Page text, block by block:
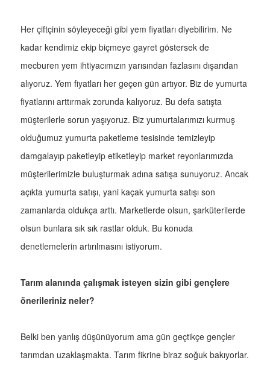
Her çiftçinin söyleyeceği gibi yem fiyatları diyebilirim. Ne
kadar kendimiz ekip biçmeye gayret göstersek de
mecburen yem ihtiyacımızın yarısından fazlasını dışarıdan
alıyoruz. Yem fiyatları her geçen gün artıyor. Biz de yumurta
fiyatlarını arttırmak zorunda kalıyoruz. Bu defa satışta
müşterilerle sorun yaşıyoruz. Biz yumurtalarımızı kurmuş
olduğumuz yumurta paketleme tesisinde temizleyip
damgalayıp paketleyip etiketleyip market reyonlarımızda
müşterilerimizle buluşturmak adına satışa sunuyoruz. Ancak
açıkta yumurta satışı, yani kaçak yumurta satışı son
zamanlarda oldukça arttı. Marketlerde olsun, şarküterilerde
olsun bunlara sık sık rastlar olduk. Bu konuda
denetlemelerin artırılmasını istiyorum.
Tarım alanında çalışmak isteyen sizin gibi gençlere
önerileriniz neler?
Belki ben yanlış düşünüyorum ama gün geçtikçe gençler
tarımdan uzaklaşmakta. Tarım fikrine biraz soğuk bakıyorlar.